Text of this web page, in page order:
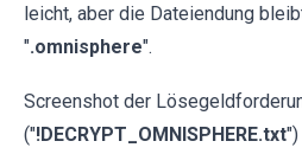
leicht, aber die Dateiendung
".omnisphere".
Screenshot der
("!DECRYPT_OMNISPHERE.txt